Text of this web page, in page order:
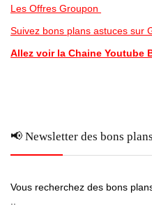
Les Offres Groupon
Suivez bons plans astuces sur
Allez voir la Chaine Youtube
📢 Newsletter des bons plans
Vous recherchez des bons